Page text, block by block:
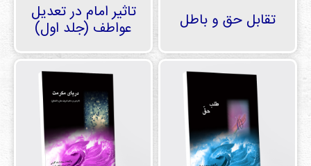
تقابل حق و باطل تاثیر امام در تعدیل
عواطف (جلد اول)